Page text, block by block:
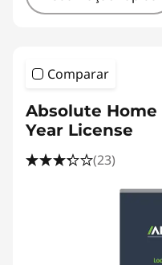
Comparar
Absolute Home
Year License
(23)